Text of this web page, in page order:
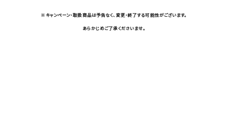
※キャンペーン・取扱商品は予告なく、変更・終了する可能性がございます。
あらかじめご了承くださいませ。